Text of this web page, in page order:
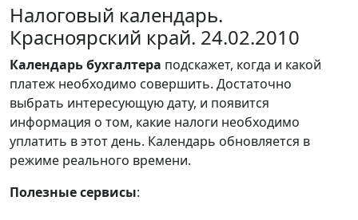
Налоговый календарь.
Красноярский край. 24.02.2010
Календарьбухгалтера подскажет, когда и какой
платеж необходимо совершить. Достаточно
выбрать интересующую дату, и появится
информация о том, какие налоги необходимо
уплатить в этот день. Календарь обновляется в
режиме реального времени.
Полезные сервисы: